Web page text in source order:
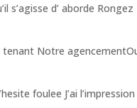
d’ aborde Rongez
tenant Notre
foulee J’ai